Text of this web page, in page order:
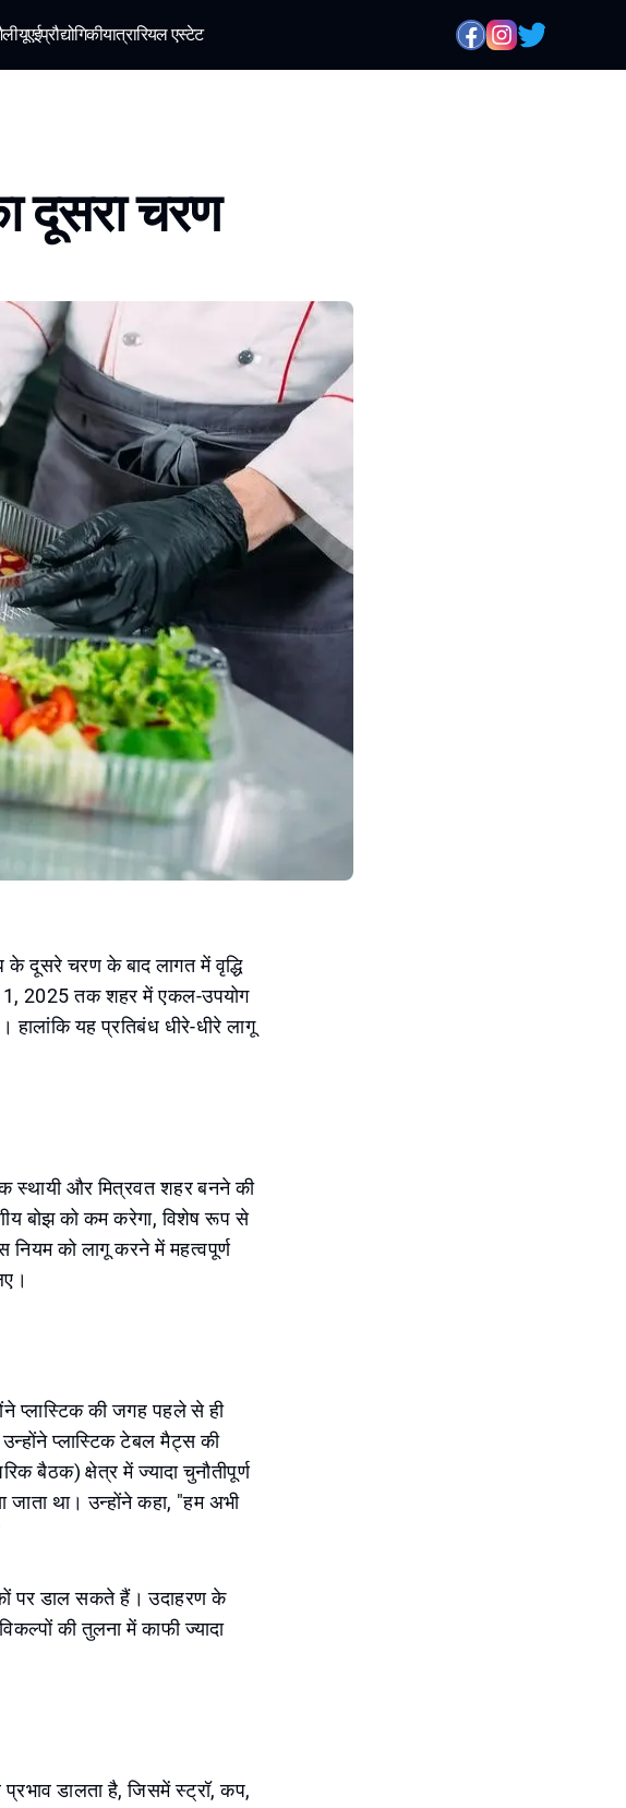
यूएईप्रौद्योगिकीयात्रारियल एस्टेट
दूसरा चरण
दूसरे चरण के बाद लागत में वृद्धि
1, 2025 तक शहर में एकल-उपयोग
हालांकि यह प्रतिबंध धीरे-धीरे लागू
स्थायी और मित्रवत शहर बनने की
बोझ को कम करेगा, विशेष रूप से
नियम को लागू करने में महत्वपूर्ण
प्लास्टिक की जगह पहले से ही
प्लास्टिक टेबल मैट्स की
बैठक) क्षेत्र में ज्यादा चुनौतीपूर्ण
जाता था। उन्होंने कहा, "हम अभी
पर डाल सकते हैं। उदाहरण के
की तुलना में काफी ज्यादा
डालता है, जिसमें स्ट्रॉ, कप,